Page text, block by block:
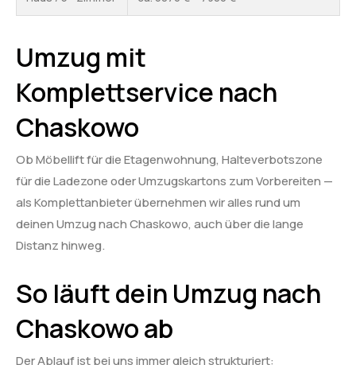
Umzug mit
Komplettservice nach
Chaskowo
Ob Möbellift für die Etagenwohnung, Halteverbotszone
für die Ladezone oder Umzugskartons zum Vorbereiten —
als Komplettanbieter übernehmen wir alles rund um
deinen Umzug nach Chaskowo, auch über die lange
Distanz hinweg.
So läuft dein Umzug nach
Chaskowo ab
Der Ablauf ist bei uns immer gleich strukturiert: